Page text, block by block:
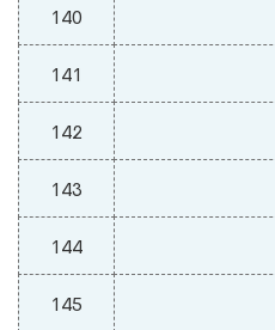
140
141
142
143
144
145